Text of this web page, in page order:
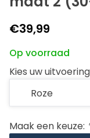
€39,99
Op voorraad
Kies uw uitvoering
Maak een keuze: